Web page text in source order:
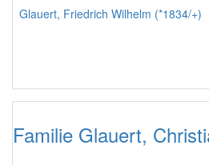
Glauert, Friedrich Wilhelm (*1834/+)
Familie Glauert,